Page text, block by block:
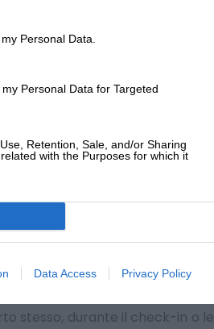
Personal Data.
Personal Data for Targeted
Retention, Sale, and/or Sharing
with the Purposes for which it
Data Access Privacy Policy
con gli
sociale per limitare la
dell’aeroporto viene
fisiche per distanziare i
sanitario, come la scansione
stesso, durante il check-in o le